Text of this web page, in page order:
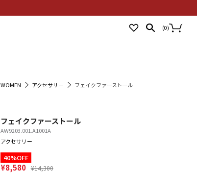
(0)
WOMEN アクセサリー フェイクファーストール
フェイクファーストール
AW9203.001.A1001A
アクセサリー
40%OFF
¥8,580 ¥14,300